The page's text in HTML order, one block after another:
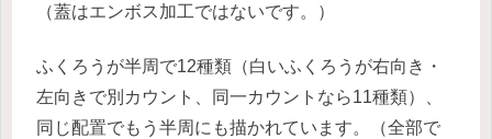
（蓋はエンボス加工ではないです。）
ふくろうが半周で12種類（白いふくろうが右向き・
左向きで別カウント、同一カウントなら11種類）、
同じ配置でもう半周にも描かれています。（全部で